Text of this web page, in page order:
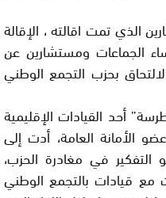
الذي تمت اقالته ، الإقالة
الجماعات ومستشارين عن
بحزب التجمع الوطني
أحد القيادات الإقليمية
الأمانة العامة، أدت إلى
في مغادرة الحزب،
قيادات بالتجمع الوطني